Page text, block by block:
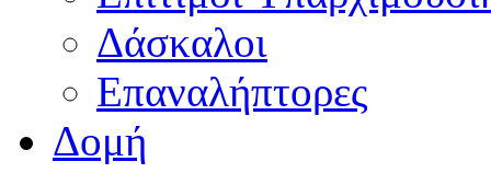
Δάσκαλοι
Επαναλήπτορες
Δομή